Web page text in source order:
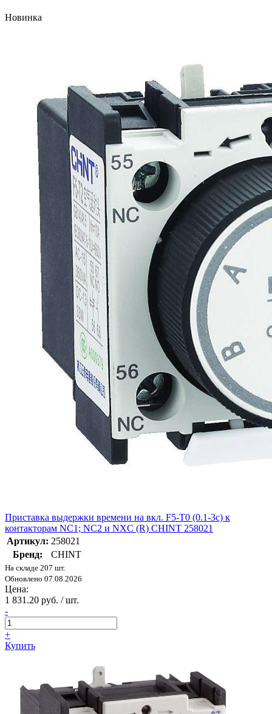
Новинка
Приставка выдержки времени на вкл. F5-T0 (0.1-3с) к
контакторам NC1; NC2 и NXC (R) CHINT 258021
Артикул: 258021
Бренд:
CHINT
На складе 207 шт.
Обновлено 07.08.2026
Цена:
1 831.20 руб. / шт.
-
+
Купить